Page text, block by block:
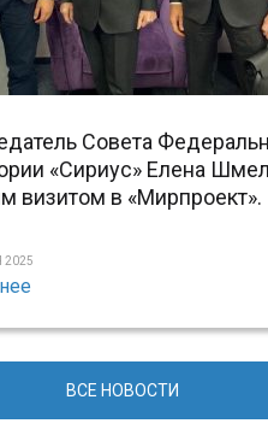
Совета
«Сириус» Елена
визитом в «Мирпроект».
2025
ВСЕ НОВОСТИ